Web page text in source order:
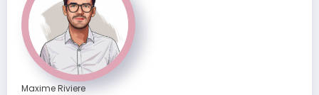
Maxime Riviere